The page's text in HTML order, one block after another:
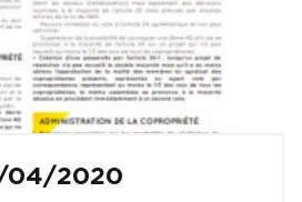
04/2020